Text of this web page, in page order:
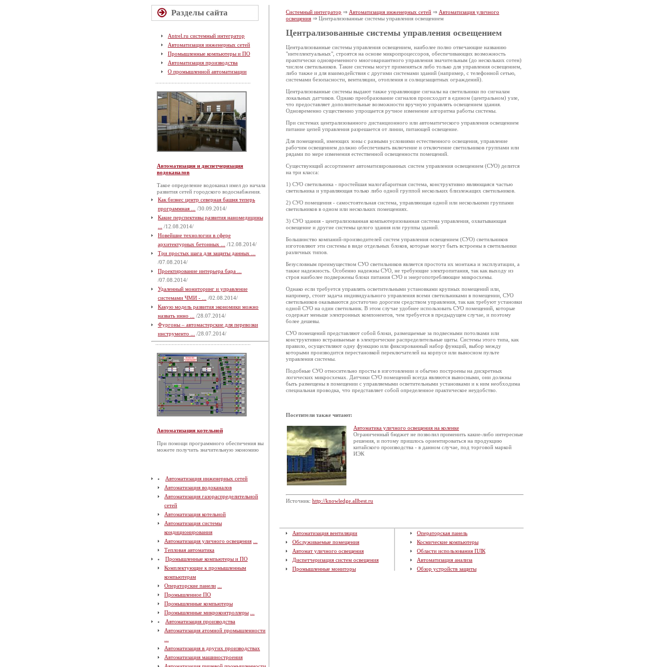
Разделы сайта
Antrel.ru системный интегратор
Автоматизация инженерных сетей
Промышленные компьютеры и ПО
Автоматизация производства
О промышленной автоматизации
Автоматизация и диспетчеризация
водоканалов
Такое определение водоканал имел до начала
развития сетей городского водоснабжения.
Как бизнес центр северная башня теперь
программная ...
/30.09.2014/
Какие перспективы развития наномедицины
/12.08.2014/
Новейшие технологии в сфере
архитектурных бетонных ...
/12.08.2014/
Три простых шага для защиты данных ...
/07.08.2014/
Проектирование интерьера бара ...
/07.08.2014/
Удаленный мониторинг и управление
системами ЧМИ - ...
/02.08.2014/
Какую модель развития экономики можно
назвать инно ...
/28.07.2014/
Фургоны – автомастерские для перевозки
инструменто ...
/28.07.2014/
Автоматизация котельной
При помощи программного обеспечения вы
можете получить значительную экономию
Автоматизация инженерных сетей
Автоматизация водоканалов
Автоматизация газораспределительной
сетей
Автоматизация котельной
Автоматизация системы
кондиционирования
Автоматизация уличного освещения
Тепловая автоматика
Промышленные компьютеры и ПО
Комплектующие к промышленным
компьютерам
Операторские панели
Промышленное ПО
Промышленные компьютеры
Промышленные микроконтроллеры
Автоматизация производства
Автоматизация атомной промышленности
Автоматизация в других производствах
Автоматизация машиностроения
Системный интегратор ⇒ Автоматизация инженерных сетей ⇒ Автоматизация уличного
освещения ⇒ Централизованные системы управления освещением
Централизованные системы управления освещением
Централизованные системы управления освещением, наиболее полно отвечающие названию
"интеллектуальных", строятся на основе микропроцессоров, обеспечивающих возможность
практически одновременного многовариантного управления значительным (до нескольких сотен)
числом светильников. Такие системы могут применяться либо только для управления освещением,
либо также и для взаимодействия с другими системами зданий (например, с телефонной сетью,
системами безопасности, вентиляции, отопления и солнцезащитных ограждений).
Централизованные системы выдают также управляющие сигналы на светильники по сигналам
локальных датчиков. Однако преобразование сигналов происходит в едином (центральном) узле,
что предоставляет дополнительные возможности вручную управлять освещением здания.
Одновременно существенно упрощается ручное изменение алгоритма работы системы.
При системах централизованного дистанционного или автоматического управления освещением
питание цепей управления разрешается от линии, питающей освещение.
Для помещений, имеющих зоны с разными условиями естественного освещения, управление
рабочим освещением должно обеспечивать включение и отключение светильников группами или
рядами по мере изменения естественной освещенности помещений.
Существующий ассортимент автоматизированных систем управления освещением (СУО) делится
на три класса:
1) СУО светильника - простейшая малогабаритная система, конструктивно являющаяся частью
светильника и управляющая только либо одной группой нескольких близлежащих светильников.
2) СУО помещения - самостоятельная система, управляющая одной или несколькими группами
светильников в одном или нескольких помещениях.
3) СУО здания - централизованная компьютеризованная система управления, охватывающая
освещение и другие системы целого здания или группы зданий.
Большинство компаний-производителей систем управления освещением (СУО) светильников
изготовляют эти системы в виде отдельных блоков, которые могут быть встроены в светильники
различных типов.
Безусловным преимуществом СУО светильников является простота их монтажа и эксплуатации, а
также надежность. Особенно надежны СУО, не требующие электропитания, так как выходу из
строя наиболее подвержены блоки питания СУО и энергопотребляющие микросхемы.
Однако если требуется управлять осветительными установками крупных помещений или,
например, стоит задача индивидуального управления всеми светильниками в помещении, СУО
светильников оказываются достаточно дорогим средством управления, так как требуют установки
одной СУО на один светильник. В этом случае удобнее использовать СУО помещений, которые
содержат меньше электронных компонентов, чем требуется в предыдущем случае, и поэтому
более дешевы.
СУО помещений представляют собой блоки, размещаемые за подвесными потолками или
конструктивно встраиваемые в электрические распределительные щиты. Системы этого типа, как
правило, осуществляют одну функцию или фиксированный набор функций, выбор между
которыми производится перестановкой переключателей на корпусе или выносном пульте
управления системы.
Подобные СУО относительно просты в изготовлении и обычно построены на дискретных
логических микросхемах. Датчики СУО помещений всегда являются выносными, они должны
быть размещены в помещении с управляемыми осветительными установками и к ним необходима
специальная проводка, что представляет собой определенное практическое неудобство.
Посетители также читают:
Автоматика уличного освещения на коленке
Ограниченный бюджет не позволил применить какие-либо интересные
решения, и потому пришлось ориентироваться на продукцию
китайского производства - в данном случае, под торговой маркой
ИЭК
Источник: http://knowledge.allbest.ru
Автоматизация вентиляции
Обслуживаемые помещения
Автомат уличного освещения
Диспетчеризация систем освещения
Промышленные мониторы
Операторская панель
Космические компьютеры
Области использования ПЛК
Автоматизация анализа
Обзор устройств защиты